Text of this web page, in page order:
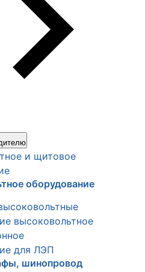
и щитовое
оборудование
высоковольтное
для ЛЭП
шинопровод